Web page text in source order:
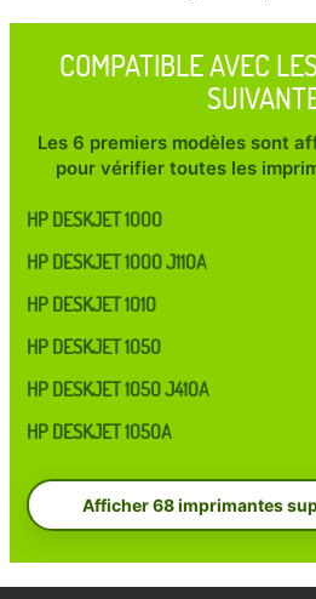
COMPATIBLE AVEC
Les 6 premiers modèles sont
pour vérifier toutes les
HP DESKJET 1000
HP DESKJET 1000 J110A
HP DESKJET 1010
HP DESKJET 1050
HP DESKJET 1050 J410A
HP DESKJET 1050A
Afficher 68 imprimantes